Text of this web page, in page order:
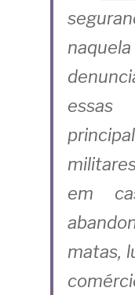
em
matas,